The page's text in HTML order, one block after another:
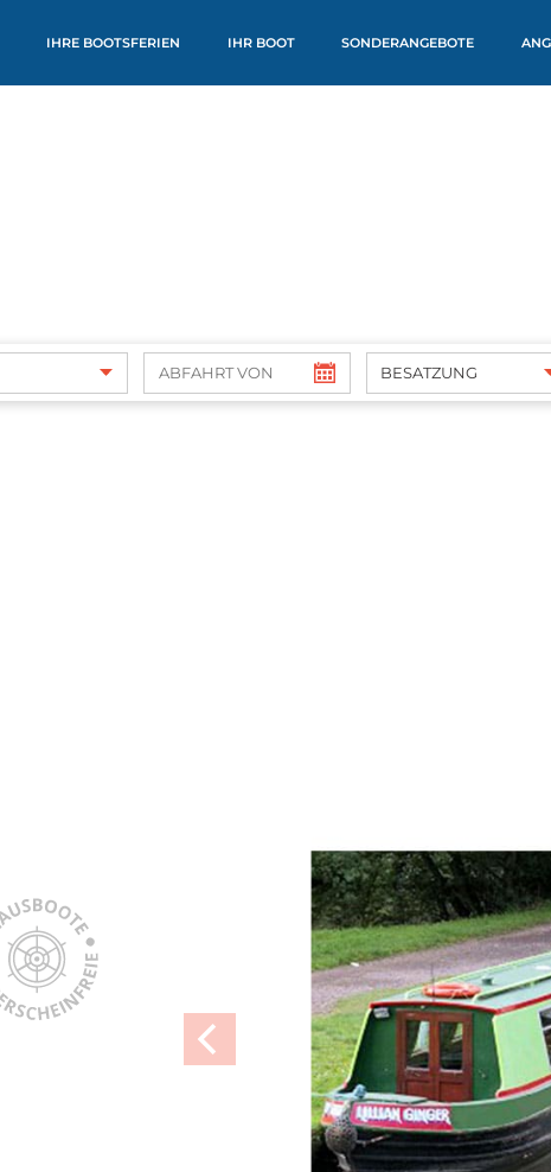
IHRE BOOTSFERIEN IHR BOOT SONDERANGEBOTE
BESATZUNG